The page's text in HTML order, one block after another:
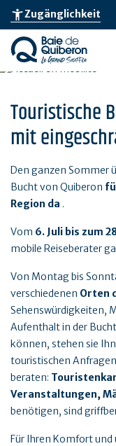
Skip
main
content
accessibility_newZugänglichkeit
Touristische
mit
Den ganzen Sommer
Bucht von Quiberon
Region da .
Vom 6. Juli bis zum
mobile Reiseberater
Von Montag bis
verschiedenen Orten
Sehenswürdigkeiten,
Aufenthalt in der
können, stehen sie
touristischen
beraten:
Veranstaltungen,
benötigen, sind
Für Ihren Komfort